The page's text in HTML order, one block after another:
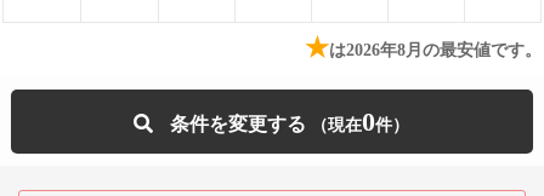
★は2026年8月の最安値です。
条件を変更する 0